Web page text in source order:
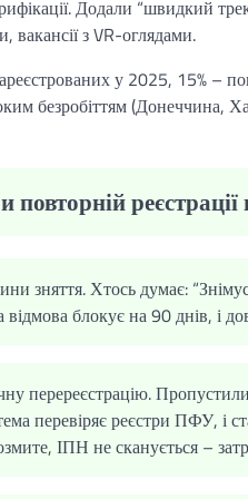
Додали “швидкий
вакансії з VR-оглядами.
у 2025, 15% –
безробіттям (Донеччина,
зняття. Хтось думає:
блокує на 90 днів, і
перереєстрацію.
перевіряє реєстри ПФУ,
ІПН не сканується –